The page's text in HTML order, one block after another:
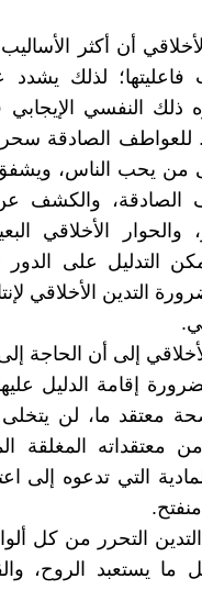
أن أكثر الأساليب
فاعليتها؛ لذلك
ذلك النفسي
للعواطف الصادقة
من يحب الناس،
الصادقة، والكشف
والحوار الأخلاقي
يمكن التدليل على
التدين الأخلاقي
إلى أن الحاجة
إقامة الدليل
ما، لن يتخلى
معتقداته المغلقة
التي تدعوه إلى
التحرر من كل ألوان
ما يستعبد الروح،